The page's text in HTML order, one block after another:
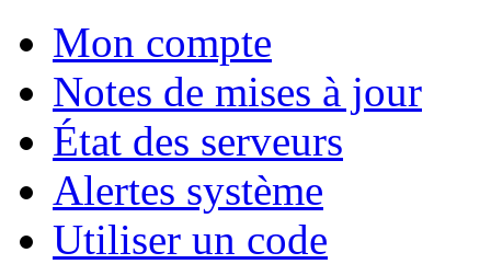
Mon compte
Notes de mises à jour
État des serveurs
Alertes système
Utiliser un code